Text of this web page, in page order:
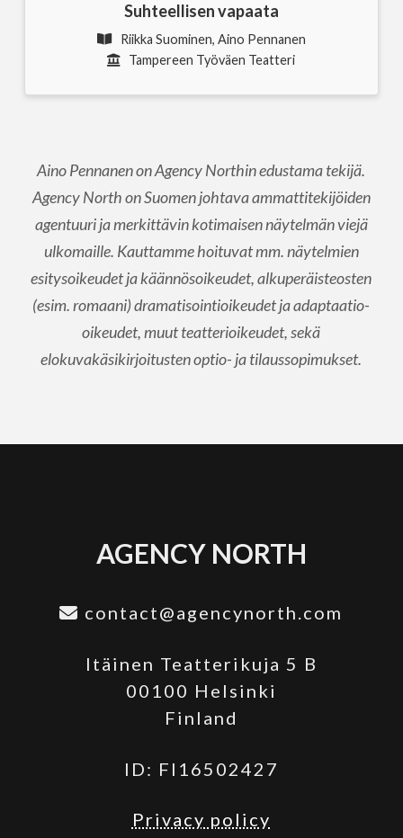
Suhteellisen vapaata
Riikka Suominen, Aino Pennanen
Tampereen Työväen Teatteri
Aino Pennanen on Agency Northin edustama tekijä.
Agency North on Suomen johtava ammattitekijöiden
agentuuri ja merkittävin kotimaisen näytelmän viejä
ulkomaille. Kauttamme hoituvat mm. näytelmien
esitysoikeudet ja käännösoikeudet, alkuperäisteosten
(esim. romaani) dramatisointioikeudet ja adaptaatio-
oikeudet, muut teatterioikeudet, sekä
elokuvakäsikirjoitusten optio- ja tilaussopimukset.
AGENCY NORTH
contact@agencynorth.com
Itäinen Teatterikuja 5 B
00100 Helsinki
Finland
ID: FI16502427
Privacy policy